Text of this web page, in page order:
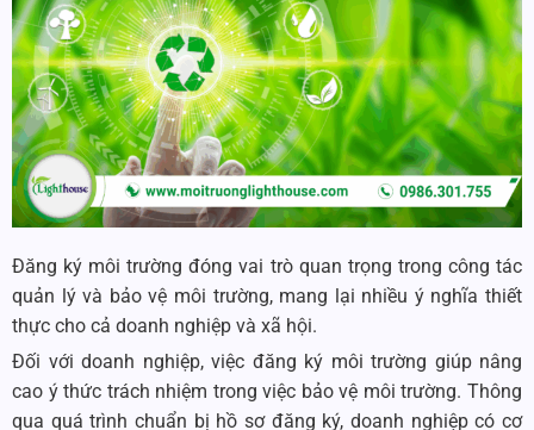
Đăng ký môi trường đóng vai trò quan trọng trong công tác
quản lý và bảo vệ môi trường, mang lại nhiều ý nghĩa thiết
thực cho cả doanh nghiệp và xã hội.
Đối với doanh nghiệp, việc đăng ký môi trường giúp nâng
cao ý thức trách nhiệm trong việc bảo vệ môi trường. Thông
qua quá trình chuẩn bị hồ sơ đăng ký, doanh nghiệp có cơ